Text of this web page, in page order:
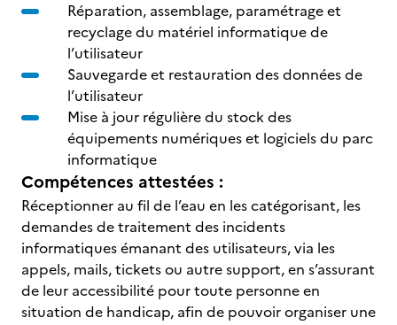
Réparation, assemblage, paramétrage et
recyclage du matériel informatique de
l’utilisateur
Sauvegarde et restauration des données de
l’utilisateur
Mise à jour régulière du stock des
équipements numériques et logiciels du parc
informatique
Compétences attestées :
Réceptionner au fil de l’eau en les catégorisant, les
demandes de traitement des incidents
informatiques émanant des utilisateurs, via les
appels, mails, tickets ou autre support, en s’assurant
de leur accessibilité pour toute personne en
situation de handicap, afin de pouvoir organiser une